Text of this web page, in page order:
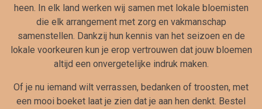
heen. In elk land werken wij samen met lokale bloemisten
die elk arrangement met zorg en vakmanschap
samenstellen. Dankzij hun kennis van het seizoen en de
lokale voorkeuren kun je erop vertrouwen dat jouw bloemen
altijd een onvergetelijke indruk maken.
Of je nu iemand wilt verrassen, bedanken of troosten, met
een mooi boeket laat je zien dat je aan hen denkt. Bestel